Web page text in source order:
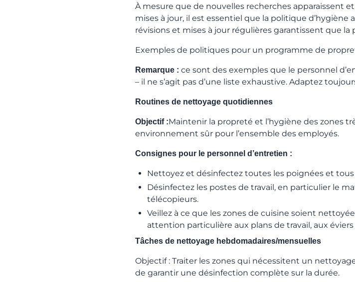
À mesure que de nouvelles recherches apparaissent
mises à jour, il est essentiel que la politique
révisions et mises à jour régulières garantissent que
Exemples de politiques pour un programme de
Remarque : ce sont des exemples que le personnel
– il ne s’agit pas d’une liste exhaustive. Adaptez
Routines de nettoyage quotidiennes
Objectif :Maintenir la propreté et l’hygiène des zones
environnement sûr pour l’ensemble des employés.
Consignes pour le personnel d’entretien :
Nettoyez et désinfectez toutes les poignées et
Désinfectez les postes de travail, en particulier le
télécopieurs.
Veillez à ce que les zones de cuisine soient
attention particulière aux plans de travail, aux
Tâches de nettoyage hebdomadaires/mensuelles
Objectif : Traiter les zones qui nécessitent un
de garantir une désinfection complète sur la durée.